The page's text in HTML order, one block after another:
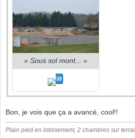
« Sous sol mont... »
Bon, je vois que ça a avancé, cool!!
Plain pied en lotissement, 2 chambres sur